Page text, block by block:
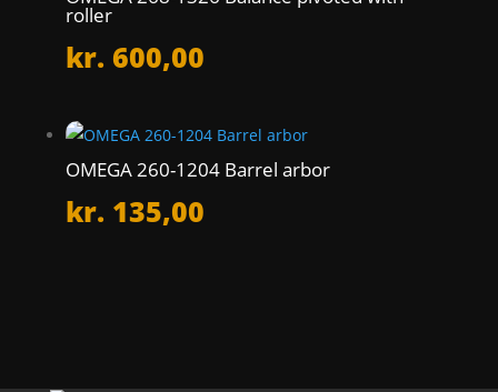
roller
kr. 600,00
OMEGA 260-1204 Barrel arbor
kr. 135,00